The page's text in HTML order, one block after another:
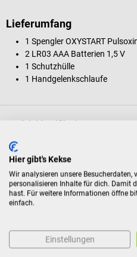
Lieferumfang
1 Spengler OXYSTART
2 LR03 AAA Batterien 1,5 V
1 Schutzhülle
1 Handgelenkschlaufe
Produktidentifikation
Dokumente
Bewertungen
Kunden kauften auch
Hier gibt's Kekse
Wir analysieren unsere Besucherdaten,
personalisieren Inhalte für dich. Damit
hast. Für weitere Informationen öffne
einfach.
Einstellungen